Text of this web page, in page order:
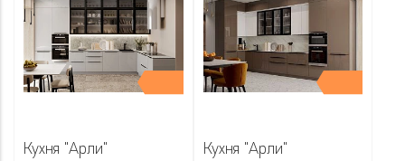
Кухня "Арли"
Кухня "Арли"